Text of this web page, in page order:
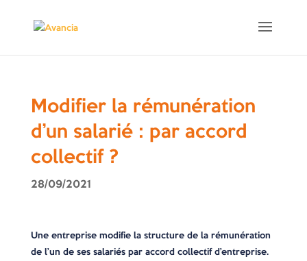
Modifier la rémunération
d’un salarié : par accord
collectif ?
28/09/2021
Une entreprise modifie la structure de la rémunération
de l’un de ses salariés par accord collectif d’entreprise.